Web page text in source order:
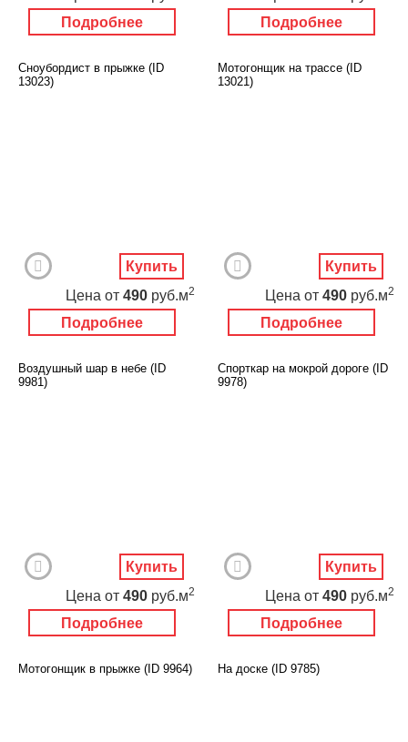
Подробнее
Подробнее
Сноубордист в прыжке (ID
13023)
Подробнее
Цена от 490 руб.м2
Купить
Мотогонщик на трассе (ID
13021)
Подробнее
Цена от 490 руб.м2
Купить
Воздушный шар в небе (ID
9981)
Подробнее
Цена от 490 руб.м2
Купить
Спорткар на мокрой дороге (ID
9978)
Подробнее
Цена от 490 руб.м2
Купить
Мотогонщик в прыжке (ID 9964) На доске (ID 9785)